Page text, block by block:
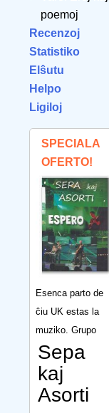
poemoj
Recenzoj
Statistiko
Elŝutu
Helpo
Ligiloj
SPECIALA
OFERTO!
Esenca parto de
ĉiu UK estas la
muziko. Grupo
Sepa
kaj
Asorti